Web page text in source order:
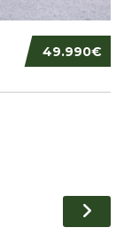
49.990€